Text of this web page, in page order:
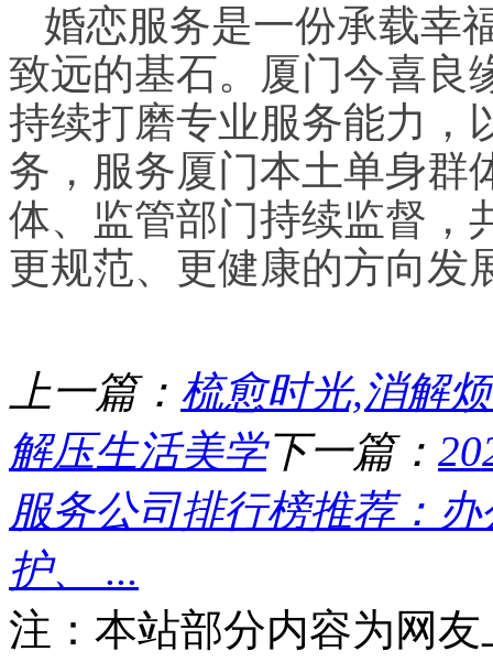
婚恋服务是一份承载幸
致远的基石。厦门今喜良
持续打磨专业服务能力，
务，服务厦门本土单身群
体、监管部门持续监督，
更规范、更健康的方向发
上一篇： 梳愈时光,消解
解压生活美学下一篇：
服务公司排行榜推荐：
护、 ...
注：本站部分内容为网